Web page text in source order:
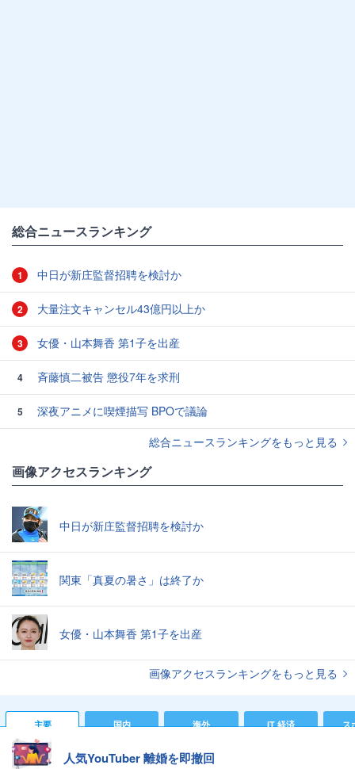
総合ニュースランキング
1 中日が新庄監督招聘を検討か
2 大量注文キャンセル43億円以上か
3 女優・山本舞香 第1子を出産
4 斉藤慎二被告 懲役7年を求刑
5
深夜アニメに喫煙描写 BPOで議論
総合ニュースランキングをもっと見る
画像アクセスランキング
中日が新庄監督招聘を検討か
関東「真夏の暑さ」は終了か
女優・山本舞香 第1子を出産
画像アクセスランキングをもっと見る
主要 国内 海外 IT 経済 ス
人気YouTuber 離婚を即撤回